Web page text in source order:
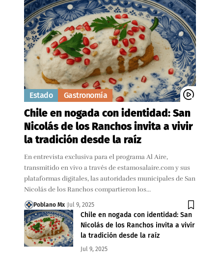
Estado Gastronomía
Chile en nogada con identidad: San
Nicolás de los Ranchos invita a vivir
la tradición desde la raíz
En entrevista exclusiva para el programa Al Aire,
transmitido en vivo a través de estamosalaire.com y sus
plataformas digitales, las autoridades municipales de San
Nicolás de los Ranchos compartieron los…
Poblano Mx Jul 9, 2025
Chile en nogada con identidad: San
Nicolás de los Ranchos invita a vivir
la tradición desde la raíz
Jul 9, 2025